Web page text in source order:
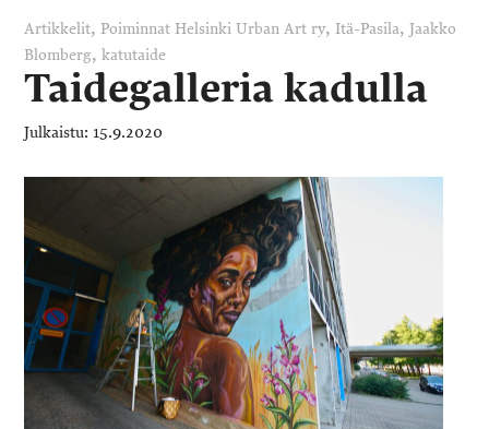
Artikkelit, Poiminnat Helsinki Urban Art ry, Itä-Pasila,Jaakko
Blomberg,katutaide
Taidegalleria kadulla
15.9.2020